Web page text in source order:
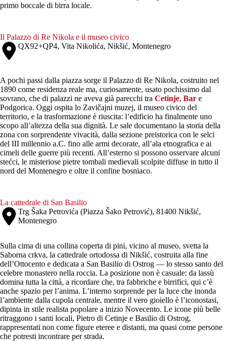
primo boccale di birra locale.
Il Palazzo di Re Nikola e il museo civico
QX92+QP4, Vita Nikolića, Nikšić, Montenegro
A pochi passi dalla piazza sorge il Palazzo di Re Nikola, costruito nel
1890 come residenza reale ma, curiosamente, usato pochissimo dal
sovrano, che di palazzi ne aveva già parecchi tra Cetinje, Bar e
Podgorica. Oggi ospita lo Zavičajni muzej, il museo civico del
territorio, e la trasformazione è riuscita: l’edificio ha finalmente uno
scopo all’altezza della sua dignità. Le sale documentano la storia della
zona con sorprendente vivacità, dalla sezione preistorica con le selci
del III millennio a.C. fino alle armi decorate, all’ala etnografica e ai
cimeli delle guerre più recenti. All’esterno si possono osservare alcuni
stećci, le misteriose pietre tombali medievali scolpite diffuse in tutto il
nord del Montenegro e oltre il confine bosniaco.
La cattedrale di San Basilio
Trg Šaka Petrovića (Piazza Šako Petrović), 81400 Nikšić,
Montenegro
Sulla cima di una collina coperta di pini, vicino al museo, svetta la
Saborna crkva, la cattedrale ortodossa di Nikšić, costruita alla fine
dell’Ottocento e dedicata a San Basilio di Ostrog — lo stesso santo del
celebre monastero nella roccia. La posizione non è casuale: da lassù
domina tutta la città, a ricordare che, tra fabbriche e birrifici, qui c’è
anche spazio per l’anima. L’interno sorprende per la luce che inonda
l’ambiente dalla cupola centrale, mentre il vero gioiello è l’iconostasi,
dipinta in stile realista popolare a inizio Novecento. Le icone più belle
ritraggono i santi locali, Pietro di Cetinje e Basilio di Ostrog,
rappresentati non come figure eteree e distanti, ma quasi come persone
che potresti incontrare per strada.